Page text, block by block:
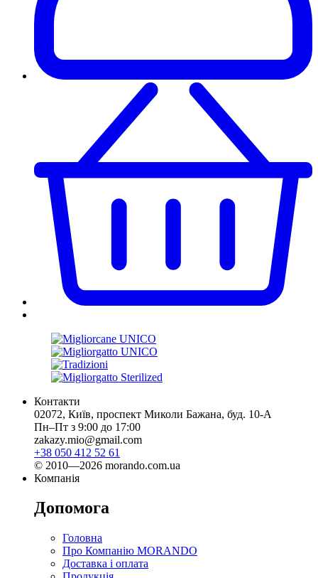
Контакти
02072, Київ, проспект Миколи Бажана, буд. 10-А
Пн–Пт з 9:00 до 17:00
zakazy.mio@gmail.com
+38 050 412 52 61
© 2010—2026 morando.com.ua
Компанія
Допомога
Головна
Про Компанію MORANDO
Доставка і оплата